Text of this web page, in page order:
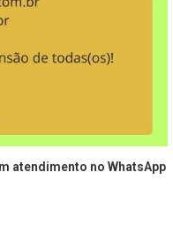
atendimento no WhatsApp